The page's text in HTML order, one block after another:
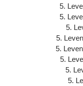
5.
5.
5.
5.
5.
5.
5.
5.